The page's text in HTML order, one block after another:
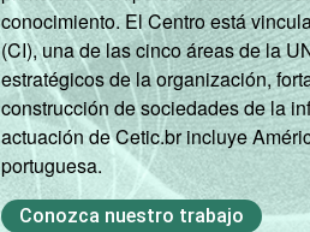
conocimiento. El Centro está
(CI), una de las cinco áreas de la
estratégicos de la organización,
construcción de sociedades de la
actuación de Cetic.br incluye
portuguesa.
Conozca nuestro trabajo